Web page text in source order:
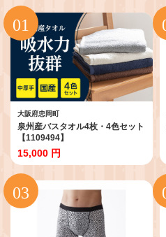
大阪府忠岡町
泉州産バスタオル4枚・4色セット
【1109494】
15,000 円